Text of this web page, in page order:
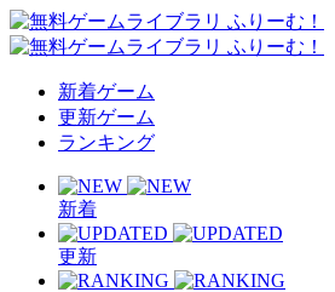
新着ゲーム
更新ゲーム
ランキング
新着
更新